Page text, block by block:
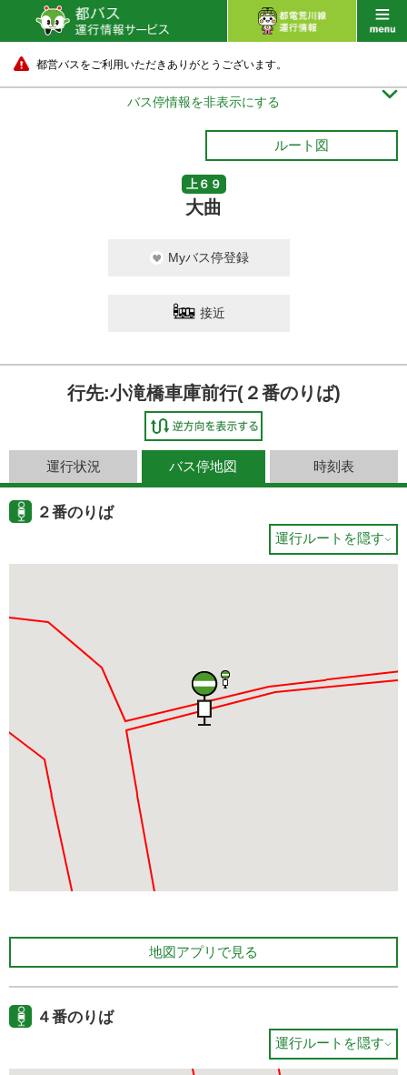
都営バスをご利用いただきありがとうございます。
バス停情報を非表示にする 
ルート図
上６９
大曲
Myバス停登録
接近
行先:小滝橋車庫前行(２番のりば)
運行状況 バス停地図 時刻表
２番のりば
運行ルートを隠す
地図アプリで見る
４番のりば
運行ルートを隠す